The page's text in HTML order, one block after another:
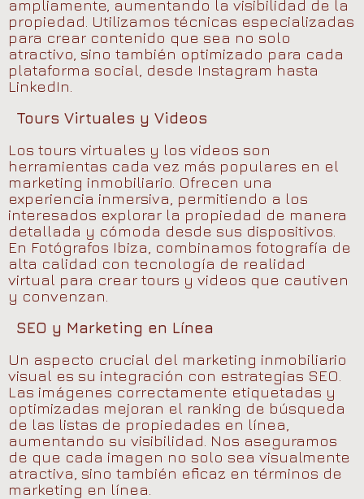
ampliamente, aumentando la visibilidad de la
propiedad. Utilizamos técnicas especializadas
para crear contenido que sea no solo
atractivo, sino también optimizado para cada
plataforma social, desde Instagram hasta
LinkedIn.
Tours Virtuales y Videos
Los tours virtuales y los videos son
herramientas cada vez más populares en el
marketing inmobiliario. Ofrecen una
experiencia inmersiva, permitiendo a los
interesados explorar la propiedad de manera
detallada y cómoda desde sus dispositivos.
En Fotógrafos Ibiza, combinamos fotografía de
alta calidad con tecnología de realidad
virtual para crear tours y videos que cautiven
y convenzan.
SEO y Marketing en Línea
Un aspecto crucial del marketing inmobiliario
visual es su integración con estrategias SEO.
Las imágenes correctamente etiquetadas y
optimizadas mejoran el ranking de búsqueda
de las listas de propiedades en línea,
aumentando su visibilidad. Nos aseguramos
de que cada imagen no solo sea visualmente
atractiva, sino también eficaz en términos de
marketing en línea.